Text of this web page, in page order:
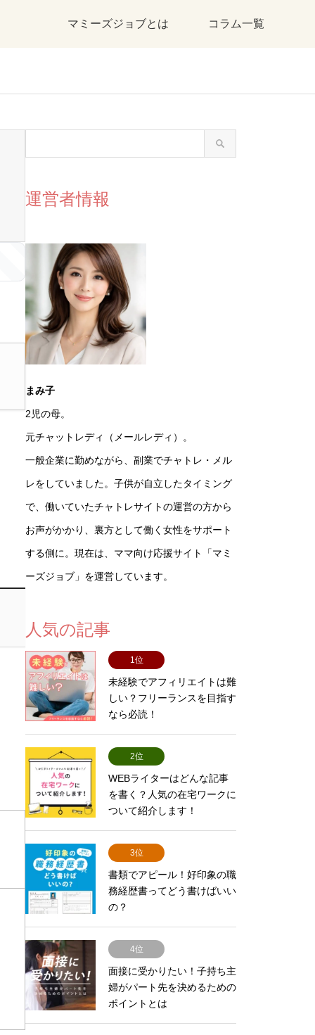
マミーズジョブとは コラム一覧
運営者情報
まみ子
2児の母。
元チャットレディ（メールレディ）。
一般企業に勤めながら、副業でチャトレ・メル
レをしていました。子供が自立したタイミング
で、働いていたチャトレサイトの運営の方から
お声がかかり、裏方として働く女性をサポート
する側に。現在は、ママ向け応援サイト「マミ
ーズジョブ」を運営しています。
人気の記事
1位
未経験でアフィリエイトは難
しい？フリーランスを目指す
なら必読！
2位
WEBライターはどんな記事
を書く？人気の在宅ワークに
ついて紹介します！
3位
書類でアピール！好印象の職
務経歴書ってどう書けばいい
の？
4位
面接に受かりたい！子持ち主
婦がパート先を決めるための
ポイントとは